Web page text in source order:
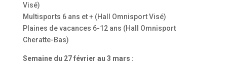
Visé)
Multisports 6 ans et + (Hall Omnisport Visé)
Plaines de vacances 6-12 ans (Hall Omnisport
Cheratte-Bas)
Semaine du 27 février au 3 mars :